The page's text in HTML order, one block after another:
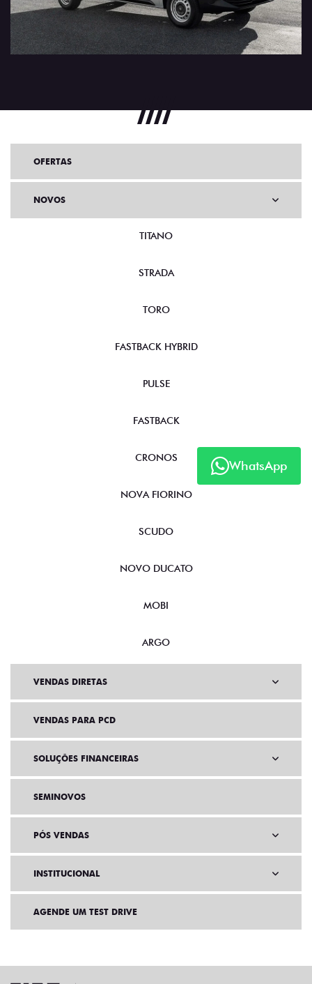
WhatsApp
OFERTAS
NOVOS
TITANO
STRADA
TORO
FASTBACK HYBRID
PULSE
FASTBACK
CRONOS
NOVA FIORINO
SCUDO
NOVO DUCATO
MOBI
ARGO
VENDAS DIRETAS
VENDAS PARA PCD
SOLUÇÕES FINANCEIRAS
SEMINOVOS
PÓS VENDAS
INSTITUCIONAL
AGENDE UM TEST DRIVE